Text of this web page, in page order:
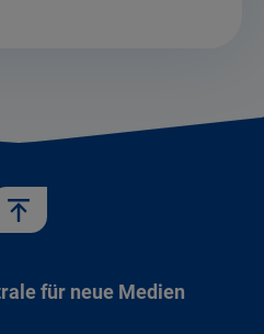
für neue Medien